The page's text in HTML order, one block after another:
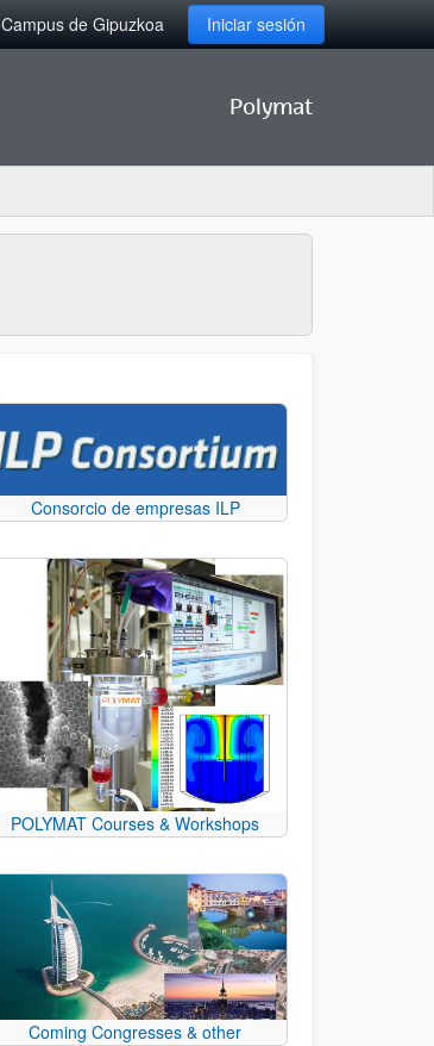
Campus de Gipuzkoa Iniciar sesión
Polymat
Consorcio de empresas ILP
POLYMAT Courses & Workshops
Coming Congresses & other